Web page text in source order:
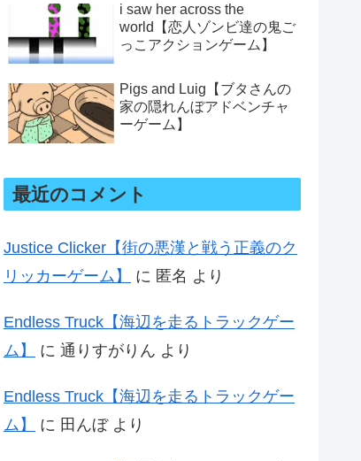
i saw her across the
world【恋人ゾンビ達の鬼ご
っこアクションゲーム】
Pigs and Luig【ブタさんの
家の隠れんぼアドベンチャ
ーゲーム】
最近のコメント
Justice Clicker【街の悪漢と戦う正義のク
リッカーゲーム】
に 匿名 より
Endless Truck【海辺を走るトラックゲー
ム】
に 通りすがりん より
Endless Truck【海辺を走るトラックゲー
ム】
に 田んぼより